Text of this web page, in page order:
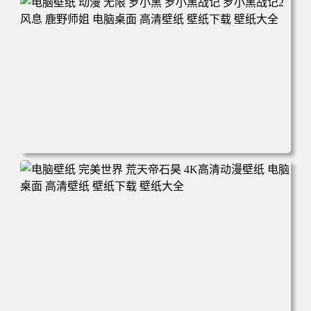
面 高清壁纸 壁纸下载 壁纸大全
电脑壁纸 动漫 无限 罗小黑 罗小黑战记 罗小黑战记2 风息
鹿野师姐 电脑桌面 高清壁纸 壁纸下载 壁纸大全